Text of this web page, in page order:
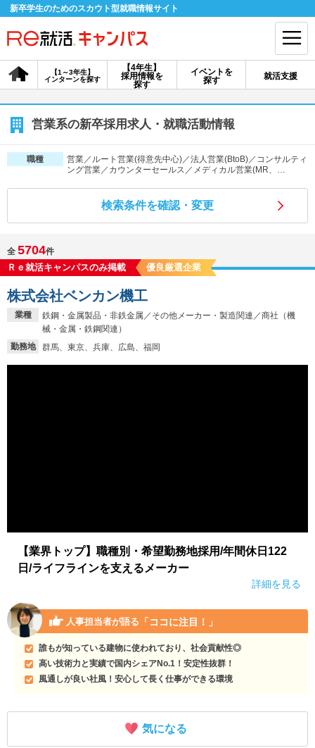
新卒学生のためのスカウト型就職情報サイト
【4年生】
採用情報を
探す
【1～3年生】
インターンを探す
イベントを
探す
就活支援
会員登録 ログイン
会員ID・パスワードを忘れた方はこちら
探す
【4年生】
説明会を探す
【1～3年生】
インターンを探す
イベントを探す スカウト
就活ノウハウ・サポート
営業系の新卒採用求人・就職活動情報
職種
営業／ルート営業(得意先中心)／法人営業(BtoB)／コンサルティ
ング営業／カウンターセールス／メディカル営業(MR、…
検索条件を確認・変更
全 5704件
Ｒｅ就活キャンパスのみ掲載
優良厳選企業
業種
鉄鋼・金属製品・非鉄金属／その他メーカー・製造関連／商社（機
械・金属・鉄鋼関連）
勤務地
群馬、東京、兵庫、広島、福岡
株式会社ベンカン機工
【業界トップ】職種別・希望勤務地採用/年間休日122
日/ライフラインを支えるメーカー
詳細を見る
人事担当者が語る 「ココに注目！」
誰もが知っている建物に使われており、社会貢献性◎
高い技術力と実績で国内シェアNo.1！安定性抜群！
風通しが良い社風！安心して長く仕事ができる環境
気になる